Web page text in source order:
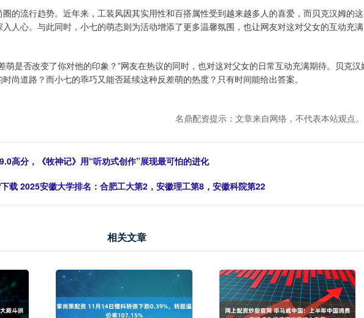
的流行趋势。近年来，工装风因其实用性和百搭属性受到越来越多人的喜爱，而贝克汉姆的这
人心。与此同时，小七的萌态则为活动增添了更多温馨氛围，也让网友对这对父女的互动充满
萌是否改变了你对他的印象？”网友在热议的同时，也对这对父女的日常互动充满期待。贝克汉
尚道路？而小七的乖巧又能否延续这种反差萌的热度？只有时间能给出答案。
名鼎配资提示：文章来自网络，不代表本站观点。
高分，《牧神记》用“听劝式创作”展现最可怕的进化
载 2025安徽大学排名：合肥工大第2，安徽理工第8，安徽科院第22
相关文章